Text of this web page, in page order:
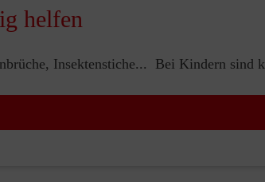
helfen
Insektenstiche... Bei Kindern sind